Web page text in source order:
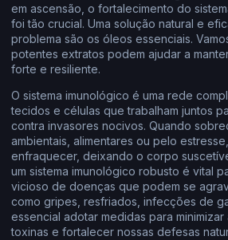
em ascensão, o fortalecimento do
foi tão crucial. Uma solução natural e
problema são os óleos essenciais.
potentes extratos podem ajudar a
forte e resiliente.
O sistema imunológico é uma rede
tecidos e células que trabalham juntos
contra invasores nocivos. Quando
ambientais, alimentares ou pelo
enfraquecer, deixando o corpo
um sistema imunológico robusto é vital
vicioso de doenças que podem se
como gripes, resfriados, infecções de
essencial adotar medidas para
toxinas e fortalecer nossas defesas